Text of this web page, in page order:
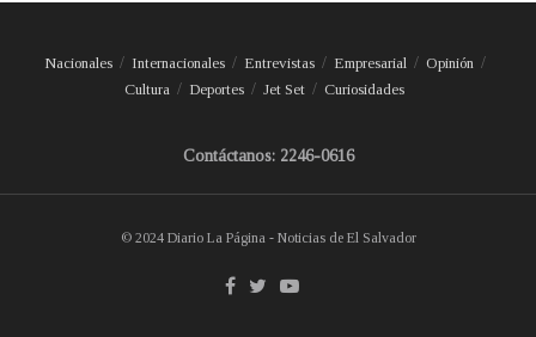
Nacionales Internacionales Entrevistas Empresarial
Opinión
Cultura
Deportes Jet Set Curiosidades
Contáctanos: 2246-0616
© 2024 Diario La Página - Noticias de El Salvador